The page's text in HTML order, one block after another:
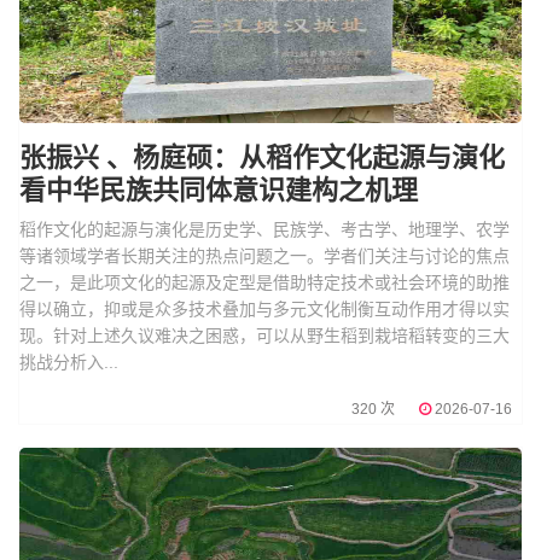
张振兴 、杨庭硕：从稻作文化起源与演化
看中华民族共同体意识建构之机理
稻作文化的起源与演化是历史学、民族学、考古学、地理学、农学
等诸领域学者长期关注的热点问题之一。学者们关注与讨论的焦点
之一，是此项文化的起源及定型是借助特定技术或社会环境的助推
得以确立，抑或是众多技术叠加与多元文化制衡互动作用才得以实
现。针对上述久议难决之困惑，可以从野生稻到栽培稻转变的三大
挑战分析入...
320 次 2026-07-16